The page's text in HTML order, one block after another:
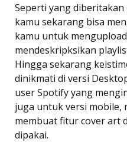
Seperti yang
kamu sekarang bisa
kamu untuk
mendeskripksikan
Hingga sekarang
dinikmati di versi
user Spotify yang
juga untuk versi mobile,
membuat fitur cover art
dipakai.